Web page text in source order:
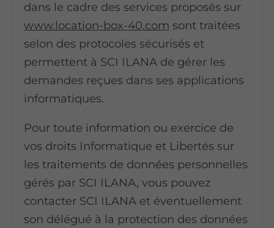
dans le cadre des services proposés sur
www.location-box-40.com sont traitées
selon des protocoles sécurisés et
permettent à SCI ILANA de gérer les
demandes reçues dans ses applications
informatiques.
Pour toute information ou exercice de
vos droits Informatique et Libertés sur
les traitements de données personnelles
gérés par SCI ILANA, vous pouvez
contacter SCI ILANA et éventuellement
son délégué à la protection des données